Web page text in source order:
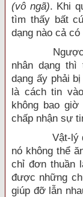
(vô ngã). Khi
tìm thấy bất
dạng nào cả
Ngược lại,
nhân dạng thì
dạng ấy phải
là cách tin
không bao
chấp nhận sự
Vật-lý đơn
nó không thể
chỉ đơn thuần
được những
giúp đỡ lẫn